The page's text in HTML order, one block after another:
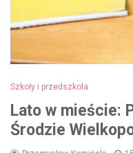
Szkoły i przedszkola
Lato w mieście:
Środzie